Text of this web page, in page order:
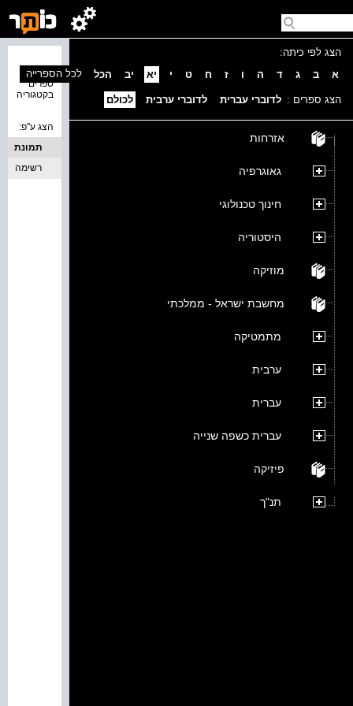
הצג לפי כיתה:
א
ב ג ד ה ו ז ח ט י יא יב הכל
הצג ספרים : לדוברי עברית לדוברי ערבית לכולם
אזרחות
גאוגרפיה
חינוך טכנולוגי
היסטוריה
מוזיקה
מחשבת ישראל - ממלכתי
מתמטיקה
ערבית
עברית
עברית כשפה שנייה
פיזיקה
תנ"ך
ספרים
בקטגוריה
לכל הספרייה
הצג ע''פ:
תמונת
כריכה
רשימה